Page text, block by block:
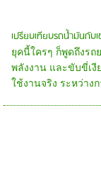
เปรียบเทียบรถน้ำมันกับ
ยุคนี้ใครๆ ก็พูดถึงร
พลังงาน และขับขี่เงี
ใช้งานจริง ระหว่าง